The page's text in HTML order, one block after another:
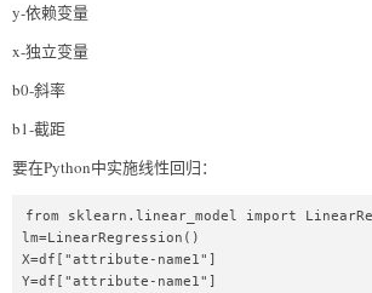
y-依赖变量
x-独立变量
b0-斜率
b1-截距
要在Python中实施线性回归：
from sklearn.linear_model import
lm=LinearRegression()
X=df["attribute-name1"]
Y=df["attribute-name1"]